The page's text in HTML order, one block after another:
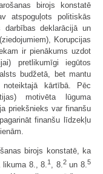
birojs konstatē
atspoguļots politiskās
darbības deklarācijā un
Korupcijas
ir pienākums uzdot
pretlikumīgi iegūtos
budžetā, bet mantu
kārtībā. Pēc
motivēta lūguma
priekšnieks var finanšu
finanšu līdzekļu
birojs konstatē, ka
likuma 8., 8.1 , 8.2un 8.5